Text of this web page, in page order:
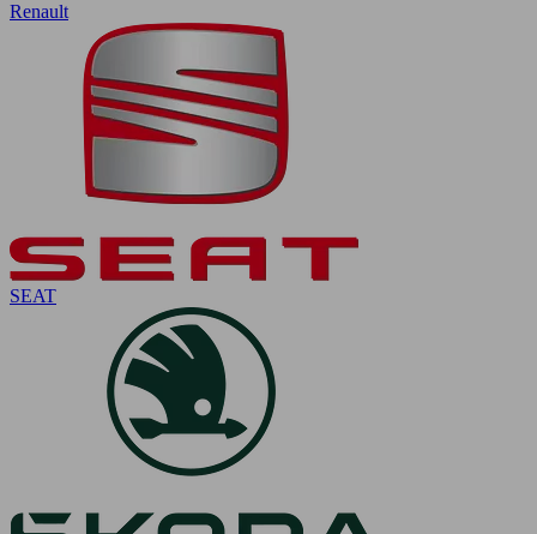
Renault
SEAT